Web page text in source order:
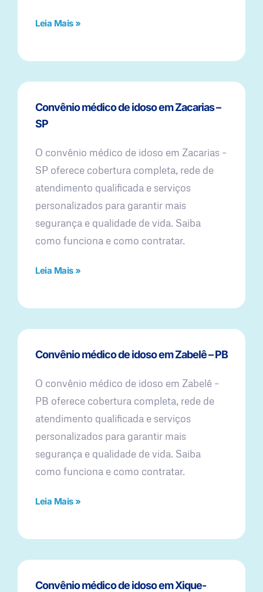
Leia Mais »
Convênio médico de idoso em Zacarias –
SP
O convênio médico de idoso em Zacarias –
SP oferece cobertura completa, rede de
atendimento qualificada e serviços
personalizados para garantir mais
segurança e qualidade de vida. Saiba
como funciona e como contratar.
Leia Mais »
Convênio médico de idoso em Zabelê – PB
O convênio médico de idoso em Zabelê –
PB oferece cobertura completa, rede de
atendimento qualificada e serviços
personalizados para garantir mais
segurança e qualidade de vida. Saiba
como funciona e como contratar.
Leia Mais »
Convênio médico de idoso em Xique-